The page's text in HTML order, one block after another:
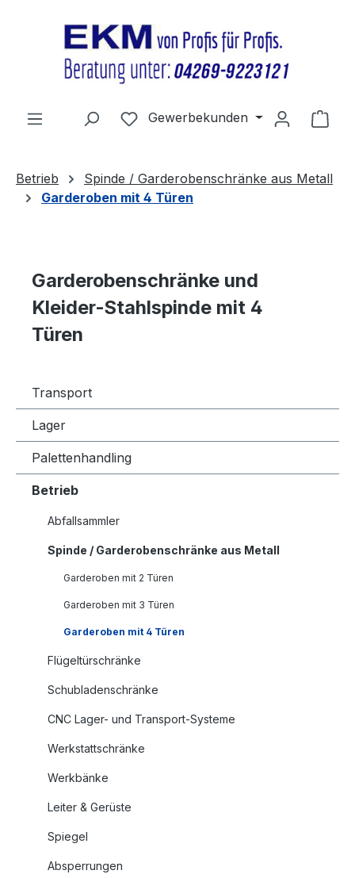
Du hast 0 Produkte auf dem
Gewerbekunden
Betrieb
Spinde / Garderobenschränke aus Metall
Garderoben mit 4 Türen
Garderobenschränke und
Kleider-Stahlspinde mit 4
Türen
Transport
Lager
Palettenhandling
Betrieb
Abfallsammler
Spinde / Garderobenschränke aus Metall
Garderoben mit 2 Türen
Garderoben mit 3 Türen
Garderoben mit 4 Türen
Flügeltürschränke
Schubladenschränke
CNC Lager- und Transport-Systeme
Werkstattschränke
Werkbänke
Leiter & Gerüste
Spiegel
Absperrungen